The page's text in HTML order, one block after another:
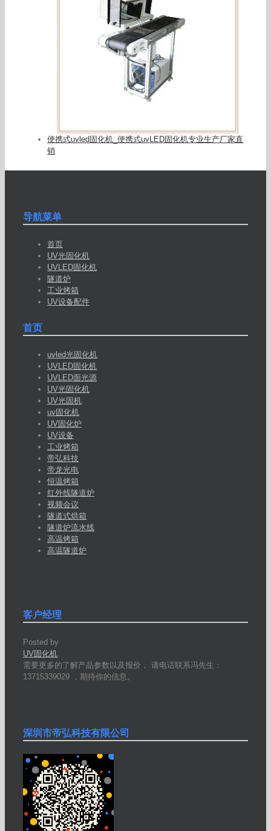
便携式uvled固化机_便携式uvLED固化机专业生产厂家直
销
导航菜单
首页
UV光固化机
UVLED固化机
隧道炉
工业烤箱
UV设备配件
首页
uvled光固化机
UVLED固化机
UVLED面光源
UV光固化机
UV光固机
uv固化机
UV固化炉
UV设备
工业烤箱
帝弘科技
帝龙光电
恒温烤箱
红外线隧道炉
视频会议
隧道式烘箱
隧道炉流水线
高温烤箱
高温隧道炉
客户经理
Posted by
UV固化机
需要更多的了解产品参数以及报价， 请电话联系冯先生：
13715339029 ，期待你的信息。
深圳市帝弘科技有限公司